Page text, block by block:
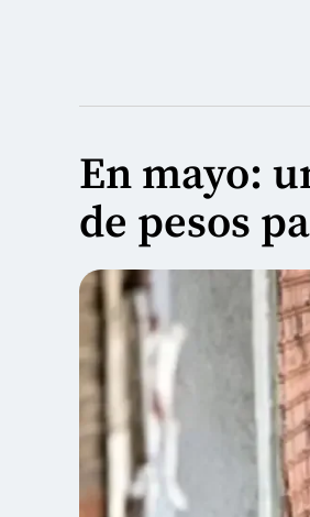
En mayo:
de pesos